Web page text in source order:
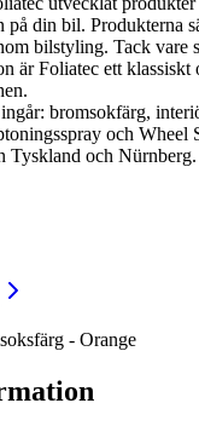
på din bil. Produkterna
bilstyling. Tack vare
är Foliatec ett
bromsokfärg,
och Wheel
Tyskland och
- Orange